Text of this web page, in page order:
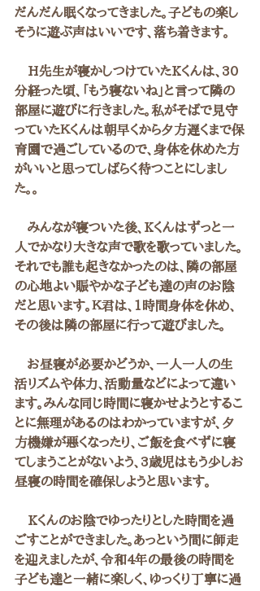
だんだん眠くなってきました。子どもの楽し
そうに遊ぶ声はいいです、落ち着きます。
H先生が寝かしつけていたKくんは、30
分経った頃、「もう寝ないね」と言って隣の
部屋に遊びに行きました。私がそばで見守
っていたＫくんは朝早くから夕方遅くまで保
育園で過ごしているので、身体を休めた方
がいいと思ってしばらく待つことにしまし
た。。
みんなが寝ついた後、Kくんはずっと一
人でかなり大きな声で歌を歌っていました。
それでも誰も起きなかったのは、隣の部屋
の心地よい賑やかな子ども達の声のお陰
だと思います。Ｋ君は、1時間身体を休め、
その後は隣の部屋に行って遊びました。
お昼寝が必要かどうか、一人一人の生
活リズムや体力、活動量などによって違い
ます。みんな同じ時間に寝かせようとするこ
とに無理があるのはわかっていますが、夕
方機嫌が悪くなったり、ご飯を食べずに寝
てしまうことがないよう、3歳児はもう少しお
昼寝の時間を確保しようと思います。
Kくんのお陰でゆったりとした時間を過
ごすことができました。あっという間に師走
を迎えましたが、令和4年の最後の時間を
子ども達と一緒に楽しく、ゆっくり丁寧に過